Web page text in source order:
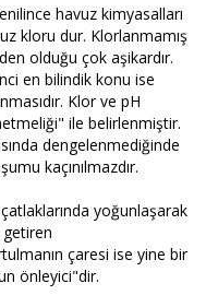
havuz kimyasalları
kloru dur. Klorlanmamış
olduğu çok aşikardır.
en bilindik konu ise
Klor ve pH
ile belirlenmiştir.
dengelenmediğinde
kaçınılmazdır.
yoğunlaşarak
çaresi ise yine bir
önleyici"dir.